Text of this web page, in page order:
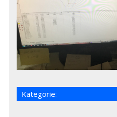
Kategorie: